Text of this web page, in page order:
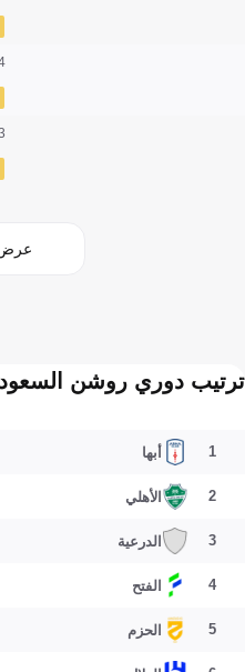
عرض
ترتيب دوري روشن
1 أبها
2 الأهلي
3 الدرعية
4 الفتح
5 الحزم